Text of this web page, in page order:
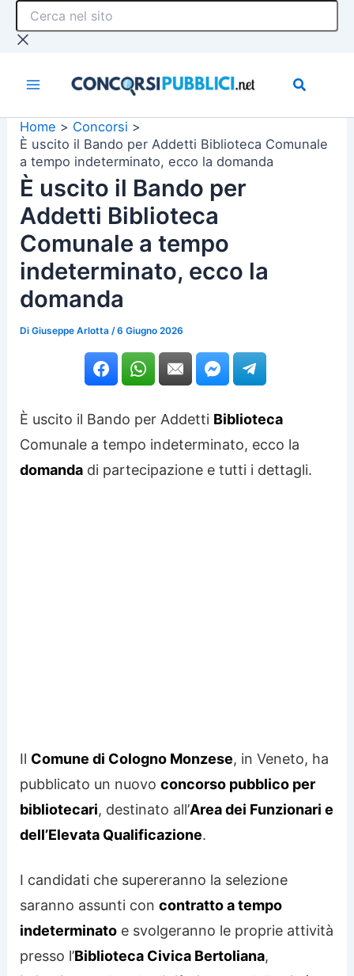
Cerca
sito
Home
Concorsi
È uscito il Bando per Addetti Biblioteca Comunale
a tempo indeterminato, ecco la domanda
È uscito il Bando per
Addetti Biblioteca
Comunale a tempo
indeterminato, ecco la
domanda
DiGiuseppe Arlotta /6 Giugno 2026
È uscito il Bando per Addetti Biblioteca
Comunale a tempo indeterminato, ecco la
domanda di partecipazione e tutti i dettagli.
Il Comune di Cologno Monzese, in Veneto, ha
pubblicato un nuovoconcorso pubblico per
bibliotecari, destinato all’Area dei Funzionari e
dell’Elevata Qualificazione.
I candidati che supereranno la selezione
saranno assunti concontratto a tempo
indeterminato e svolgeranno le proprie attività
presso l’Biblioteca Civica Bertoliana,